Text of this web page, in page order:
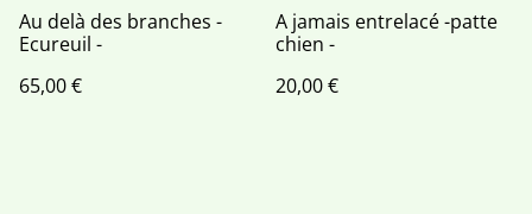
Au delà des branches -
Ecureuil -
65,00 €
A jamais entrelacé -patte
chien -
20,00 €